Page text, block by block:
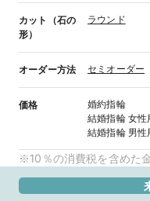
カット（石の
形）
ラウンド
オーダー方法 セミオーダー
価格 婚約指輪
結婚指輪 女性
結婚指輪 男性
※10％の消費税を含めた